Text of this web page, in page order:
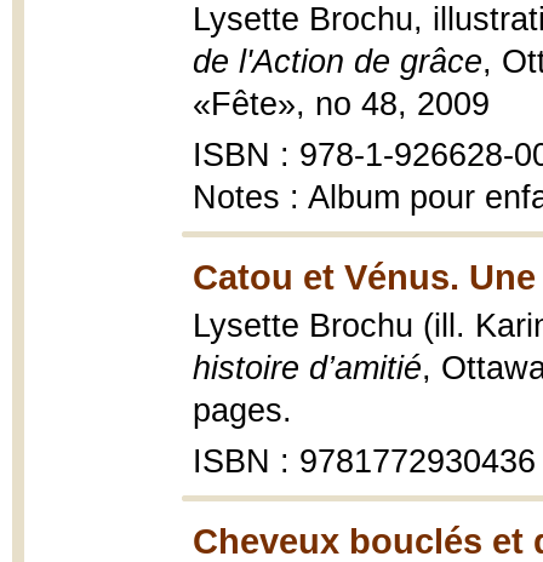
Lysette Brochu,
de l'Action de grâce,
«Fête», no 48, 2009
ISBN : 978-1-926628-
Notes : Album pour
Catou et Vénus.
Lysette Brochu (ill.
histoire d’amitié,
pages.
ISBN : 9781772930436
Cheveux bouclés et